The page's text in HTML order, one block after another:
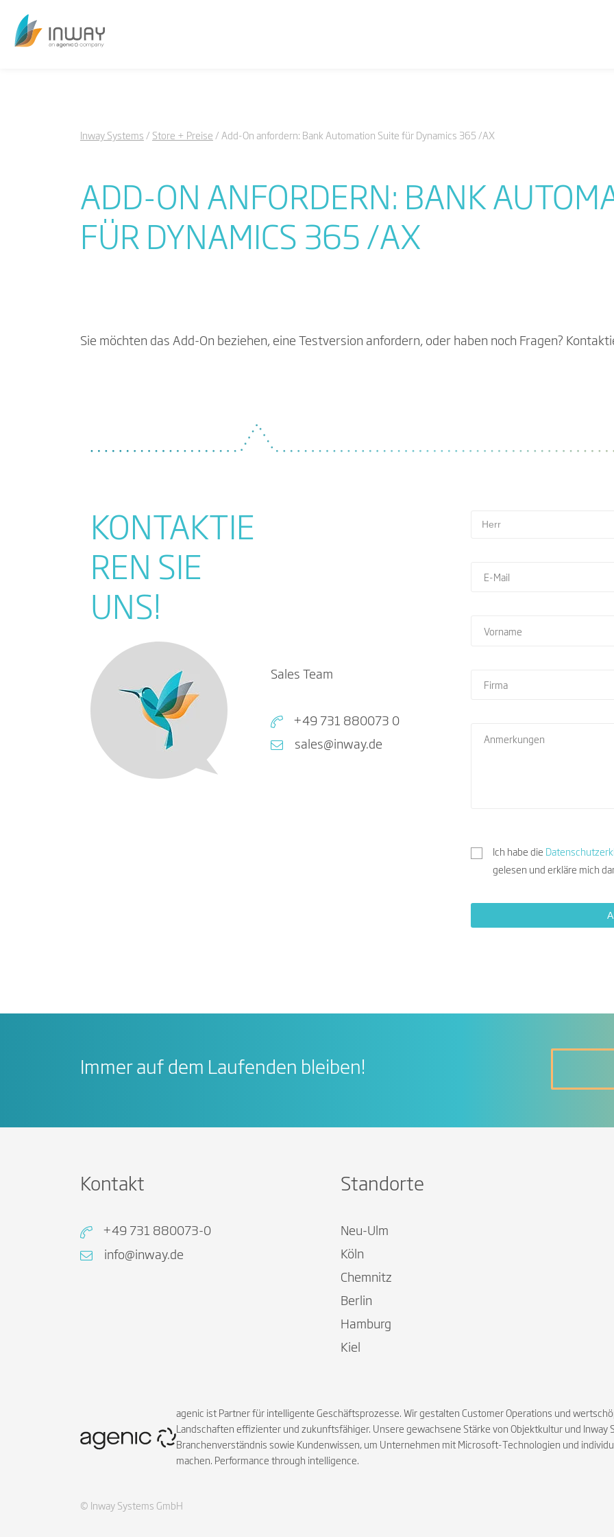
Inway Systems Store + Preise Add-On anfordern: Bank Automation Suite für Dynamics 365 /AX
ADD-ON ANFORDERN: BANK
FÜR DYNAMICS 365 /AX
Sie möchten das Add-On beziehen, eine Testversion anfordern, oder haben noch Fragen?
KONTAKTIE
REN SIE
UNS!
Sales Team
+49 731 880073 0
sales@inway.de
Ich habe die
gelesen und erkläre mich
Immer auf dem Laufenden bleiben!
Kontakt
+49 731 880073-0
info@inway.de
Standorte
Neu-Ulm
Köln
Chemnitz
Berlin
Hamburg
Kiel
agenic ist Partner für intelligente Geschäftsprozesse. Wir gestalten Customer Operations und
Landschaften effizienter und zukunftsfähiger. Unsere gewachsene Stärke von Objektkultur und Inway
Branchenverständnis sowie Kundenwissen, um Unternehmen mit Microsoft-Technologien und
machen. Performance through intelligence.
© Inway Systems GmbH